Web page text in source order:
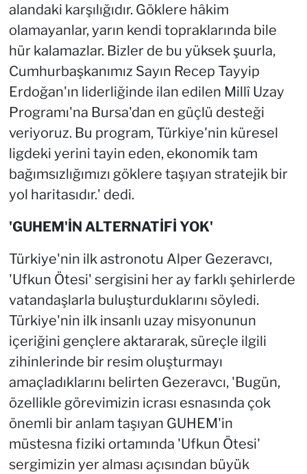
alandaki karşılığıdır. Göklere hâkim
olamayanlar, yarın kendi topraklarında bile
hür kalamazlar. Bizler de bu yüksek şuurla,
Cumhurbaşkanımız Sayın Recep Tayyip
Erdoğan'ın liderliğinde ilan edilen Millî Uzay
Programı'na Bursa'dan en güçlü desteği
veriyoruz. Bu program, Türkiye'nin küresel
ligdeki yerini tayin eden, ekonomik tam
bağımsızlığımızı göklere taşıyan stratejik bir
yol haritasıdır.' dedi.
'GUHEM'İN ALTERNATİFİ YOK'
Türkiye'nin ilk astronotu Alper Gezeravcı,
'Ufkun Ötesi' sergisini her ay farklı şehirlerde
vatandaşlarla buluşturduklarını söyledi.
Türkiye'nin ilk insanlı uzay misyonunun
içeriğini gençlere aktararak, süreçle ilgili
zihinlerinde bir resim oluşturmayı
amaçladıklarını belirten Gezeravcı, 'Bugün,
özellikle görevimizin icrası esnasında çok
önemli bir anlam taşıyan GUHEM'in
müstesna fiziki ortamında 'Ufkun Ötesi'
sergimizin yer alması açısından büyük